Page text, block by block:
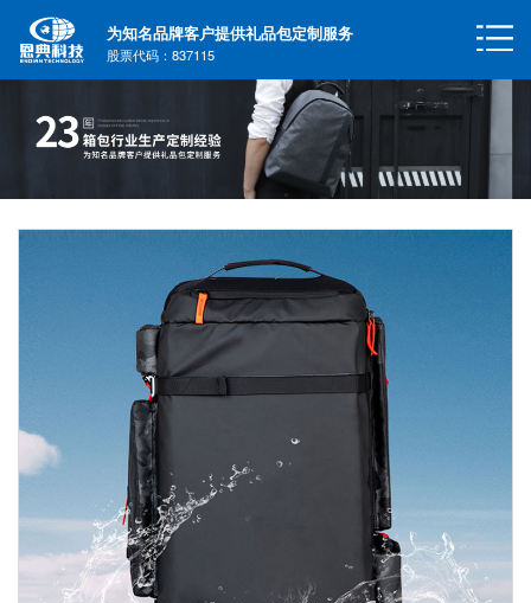
为知名品牌客户提供礼品包定制服务
股票代码：837115